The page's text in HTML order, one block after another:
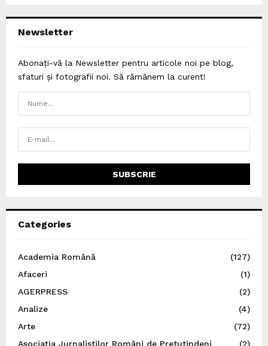
Newsletter
Abonați-vă la Newsletter pentru articole noi pe blog,
sfaturi și fotografii noi. Să rămânem la curent!
Categories
Academia Română
(127)
Afaceri
(1)
AGERPRESS
(2)
Analize
(4)
Arte
(72)
Asociația Jurnaliștilor Români de Pretutindeni
(2)